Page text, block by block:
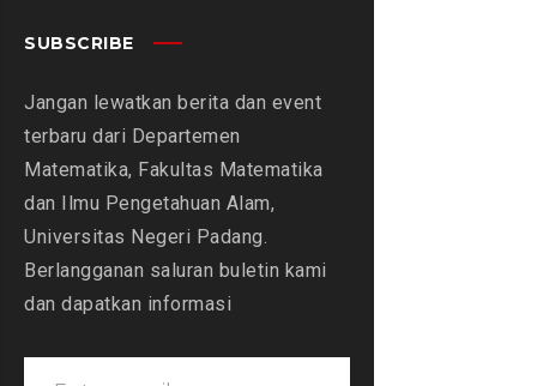
SUBSCRIBE
Jangan lewatkan berita dan event
terbaru dari Departemen
Matematika, Fakultas Matematika
dan Ilmu Pengetahuan Alam,
Universitas Negeri Padang.
Berlangganan saluran buletin kami
dan dapatkan informasi